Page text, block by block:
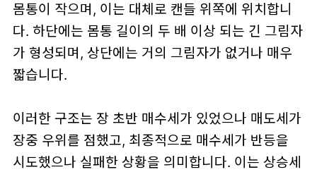
몸통이 작으며, 이는 대체로 캔들 위쪽에 위치합니
다. 하단에는 몸통 길이의 두 배 이상 되는 긴 그림자
가 형성되며, 상단에는 거의 그림자가 없거나 매우
짧습니다.
이러한 구조는 장 초반 매수세가 있었으나 매도세가
장중 우위를 점했고, 최종적으로 매수세가 반등을
시도했으나 실패한 상황을 의미합니다. 이는 상승세